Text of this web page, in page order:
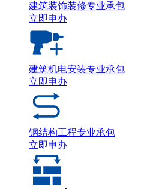
建筑装饰装修专业承包
立即申办
建筑机电安装专业承包
立即申办
钢结构工程专业承包
立即申办